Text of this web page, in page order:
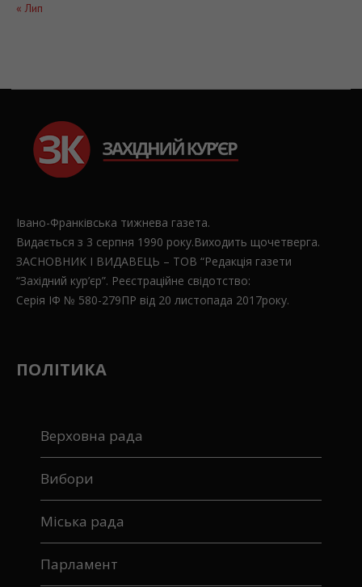
« Лип
Івано-Франківська тижнева газета.
Видається з 3 серпня 1990 року.Виходить щочетверга.
ЗАСНОВНИК І ВИДАВЕЦЬ – ТОВ “Редакція газети
“Західний кур’єр”. Реєстраційне свідотство:
Серія ІФ № 580-279ПР від 20 листопада 2017року.
ПОЛІТИКА
Верховна рада
Вибори
Міська рада
Парламент